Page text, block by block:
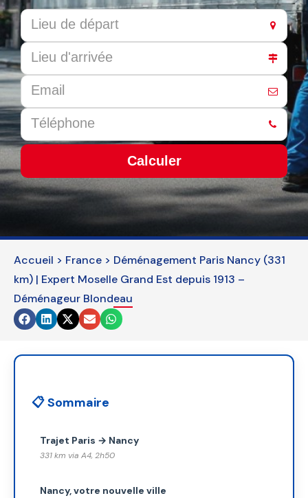
Calculer
This
field
be
left
blank
Accueil > France > Déménagement Paris Nancy (331
km) | Expert Moselle Grand Est depuis 1913 –
Déménageur Blondeau
📋 Sommaire
Trajet Paris → Nancy
331 km via A4, 2h50
Nancy, votre nouvelle ville